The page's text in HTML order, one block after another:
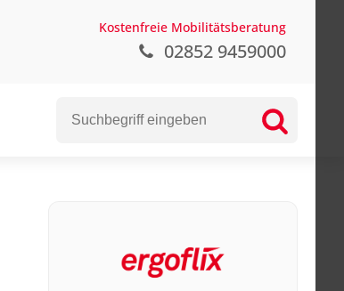
Kostenfreie Mobilitätsberatung
02852 9459000